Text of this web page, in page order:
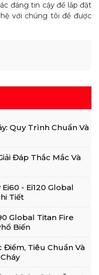
đáng tin cậy để lắp đặt
với chúng tôi để được
Quy Trình Chuẩn Và
Đáp Thắc Mắc Và
- Ei120 Global
Tiết
Global Titan Fire
Biến
Điểm, Tiêu Chuẩn Và